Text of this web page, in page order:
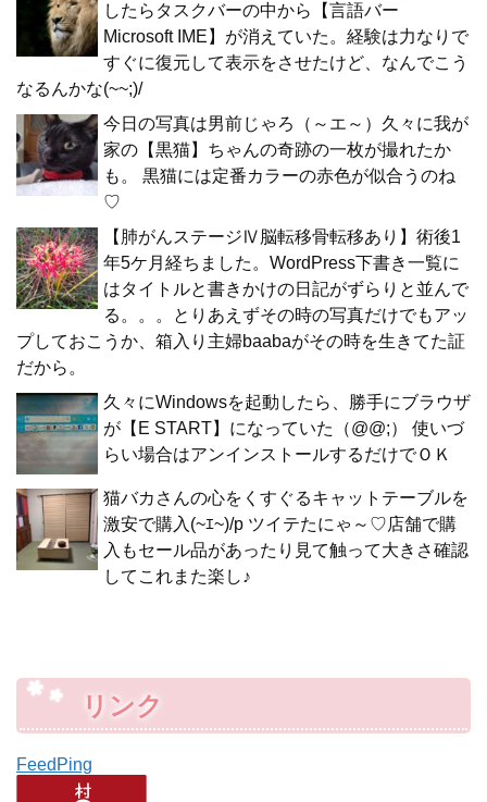
したらタスクバーの中から【言語バー
Microsoft IME】が消えていた。経験は力なりで
すぐに復元して表示をさせたけど、なんでこう
なるんかな(~~;)/
今日の写真は男前じゃろ（～エ～）久々に我が
家の【黒猫】ちゃんの奇跡の一枚が撮れたか
も。 黒猫には定番カラーの赤色が似合うのね
♡
【肺がんステージⅣ脳転移骨転移あり】術後1
年5ケ月経ちました。WordPress下書き一覧に
はタイトルと書きかけの日記がずらりと並んで
る。。。とりあえずその時の写真だけでもアッ
プしておこうか、箱入り主婦baabaがその時を生きてた証
だから。
久々にWindowsを起動したら、勝手にブラウザ
が【E START】になっていた（@@;） 使いづ
らい場合はアンインストールするだけでＯＫ
猫バカさんの心をくすぐるキャットテーブルを
激安で購入(~ｴ~)/p ツイテたにゃ～♡店舗で購
入もセール品があったり見て触って大きさ確認
してこれまた楽し♪
リンク
FeedPing